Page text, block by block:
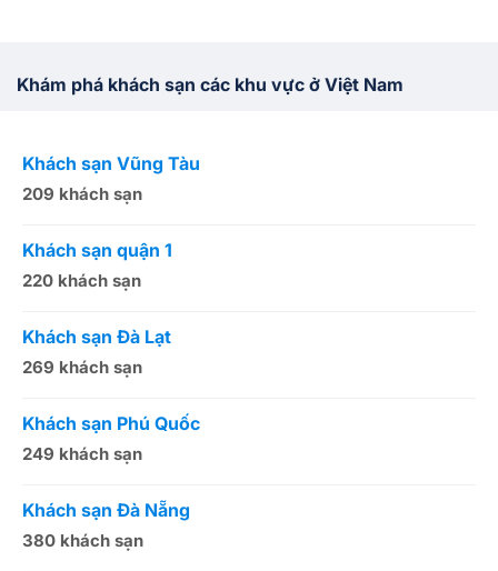
Khám phá khách sạn các khu vực ở Việt Nam
Khách sạn Vũng Tàu
209 khách sạn
Khách sạn quận 1
220 khách sạn
Khách sạn Đà Lạt
269 khách sạn
Khách sạn Phú Quốc
249 khách sạn
Khách sạn Đà Nẵng
380 khách sạn